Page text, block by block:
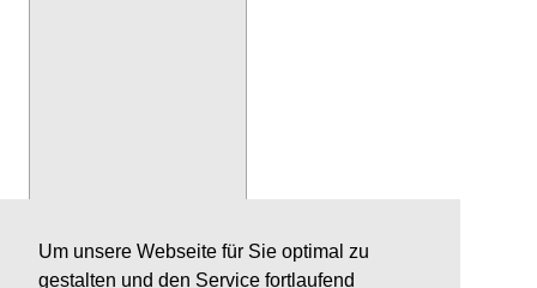
Um unsere Webseite für Sie optimal zu
gestalten und den Service fortlaufend